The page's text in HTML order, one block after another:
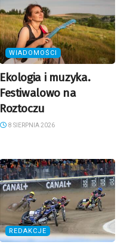
WIADOMOŚCI
Ekologia i muzyka.
Festiwalowo na
Roztoczu
8 SIERPNIA 2026
REDAKCJE